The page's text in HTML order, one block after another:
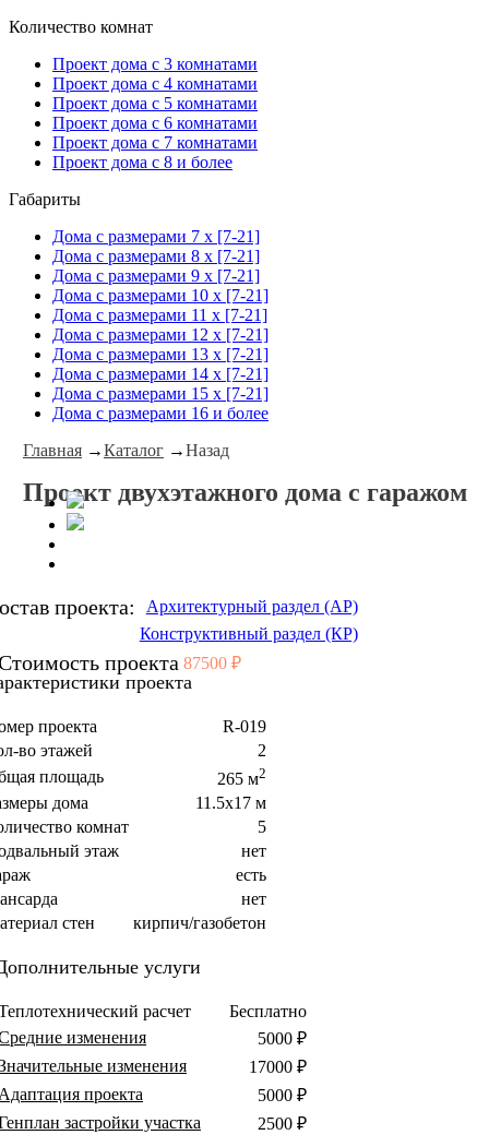
Количество комнат
Проект дома с 3 комнатами
Проект дома с 4 комнатами
Проект дома с 5 комнатами
Проект дома с 6 комнатами
Проект дома с 7 комнатами
Проект дома с 8 и более
Габариты
Дома с размерами 7 x [7-21]
Дома с размерами 8 x [7-21]
Дома с размерами 9 x [7-21]
Дома с размерами 10 x [7-21]
Дома с размерами 11 x [7-21]
Дома с размерами 12 x [7-21]
Дома с размерами 13 x [7-21]
Дома с размерами 14 x [7-21]
Дома с размерами 15 x [7-21]
Дома с размерами 16 и более
Главная→Каталог→Назад
Проект двухэтажного дома с гаражом
проекта:
Архитектурный раздел (АР)
Конструктивный раздел (КР)
проекта 87500 ₽
проекта
проекта
R-019
во этажей
2
площадь
265 м2
дома
11.5х17 м
комнат
5
этаж
нет
есть
нет
стен
кирпич/газобетон
услуги
расчет
Бесплатно
изменения
5000 ₽
изменения
17000 ₽
проекта
5000 ₽
застройки участка
2500 ₽